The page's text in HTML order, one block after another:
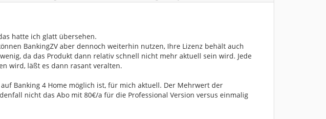
hatte ich glatt übersehen.
BankingZV aber dennoch weiterhin nutzen, Ihre Lizenz behält auch
da das Produkt dann relativ schnell nicht mehr aktuell sein wird. Jede
wird, läßt es dann rasant veralten.
Banking 4 Home möglich ist, für mich aktuell. Der Mehrwert der
nicht das Abo mit 80€/a für die Professional Version versus einmalig